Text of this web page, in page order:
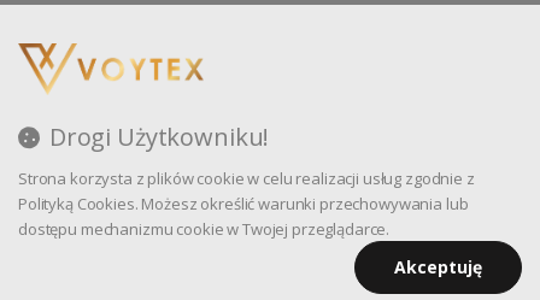
Drogi Użytkowniku!
Strona korzysta z plików cookie w celu realizacji usług zgodnie z
Polityką Cookies. Możesz określić warunki przechowywania lub
dostępu mechanizmu cookie w Twojej przeglądarce.
Akceptuję
Reklamacja
Blog
Polityka prywatności
Oprogramowanie sklepu internetowego dostarczaCStore.pl